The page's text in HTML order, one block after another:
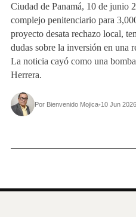
Ciudad de Panamá, 10 de junio
complejo penitenciario para
proyecto desata rechazo local,
dudas sobre la inversión en una
La noticia cayó como una
Herrera.
Por Bienvenido Mojica•10 Jun 2026